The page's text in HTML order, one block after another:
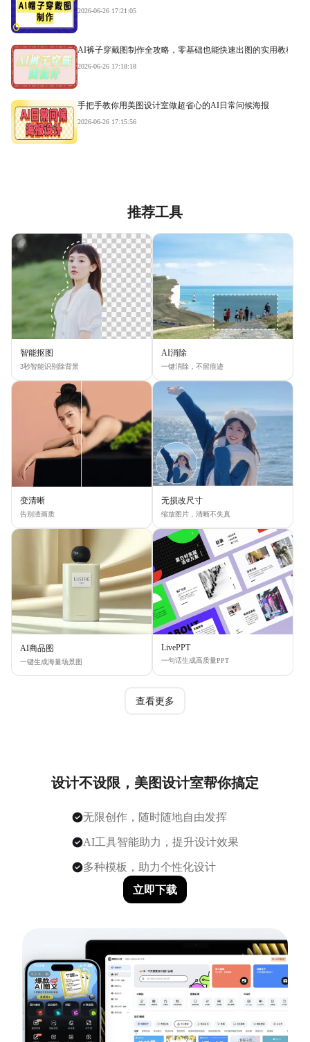
2026-06-26 17:21:05
AI裤子穿戴图制作全攻略，零基础也能快速出图的实用教程
2026-06-26 17:18:18
手把手教你用美图设计室做超省心的AI日常问候海报
2026-06-26 17:15:56
推荐工具
智能抠图
3秒智能识别除背景
AI消除
一键消除，不留痕迹
变清晰
告别渣画质
无损改尺寸
缩放图片，清晰不失真
AI商品图
一键生成海量场景图
LivePPT
一句话生成高质量PPT
查看更多
设计不设限，美图设计室帮你搞定
无限创作，随时随地自由发挥
AI工具智能助力，提升设计效果
多种模板，助力个性化设计
立即下载